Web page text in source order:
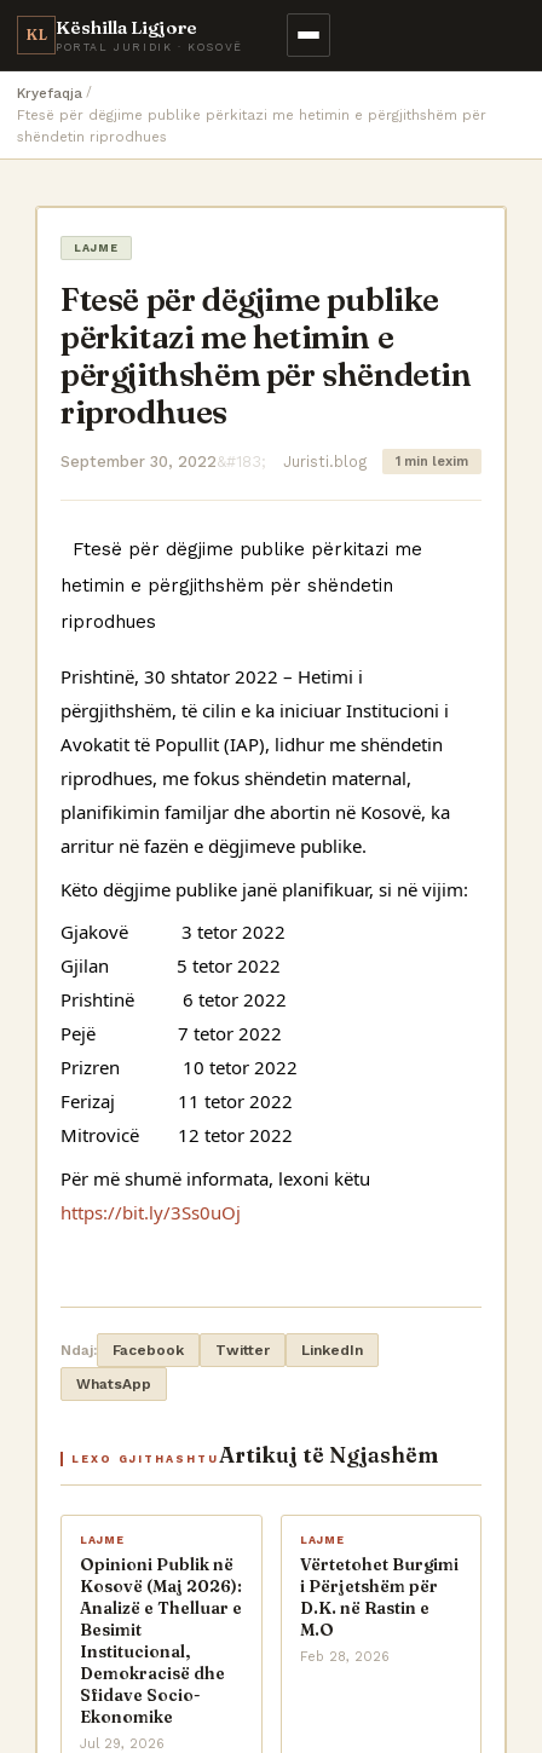
KL Këshilla Ligjore
PORTAL JURIDIK · KOSOVË
Kryefaqja
Ftesë për dëgjime publike përkitazi me hetimin e përgjithshëm për
shëndetin riprodhues
LAJME
Ftesë për dëgjime publike
përkitazi me hetimin e
përgjithshëm për shëndetin
riprodhues
September 30, 2022 Juristi.blog 1 min lexim
Ftesë për dëgjime publike përkitazi me
hetimin e përgjithshëm për shëndetin
riprodhues
Prishtinë, 30 shtator 2022 – Hetimi i
përgjithshëm, të cilin e ka iniciuar Institucioni i
Avokatit të Popullit (IAP), lidhur me shëndetin
riprodhues, me fokus shëndetin maternal,
planifikimin familjar dhe abortin në Kosovë, ka
arritur në fazën e dëgjimeve publike.
Këto dëgjime publike janë planifikuar, si në vijim:
Gjakovë           3 tetor 2022
Gjilan              5 tetor 2022
Prishtinë          6 tetor 2022
Pejë                 7 tetor 2022
Prizren             10 tetor 2022
Ferizaj             11 tetor 2022
Mitrovicë        12 tetor 2022
https://bit.ly/3Ss0uOj
Ndaj: Facebook Twitter
LinkedIn
WhatsApp
LEXO GJITHASHTU Artikuj të Ngjashëm
LAJME
Opinioni Publik në
Kosovë (Maj 2026):
Analizë e Thelluar e
Besimit
Institucional,
Demokracisë dhe
Sfidave Socio-
Ekonomike
Jul 29, 2026
LAJME
Vërtetohet Burgimi
i Përjetshëm për
D.K. në Rastin e
M.O
Feb 28, 2026